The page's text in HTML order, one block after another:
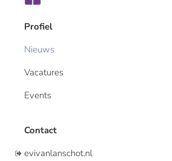
Profiel
Nieuws
Vacatures
Events
Contact
evivanlanschot.nl